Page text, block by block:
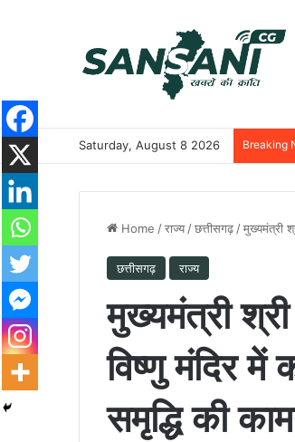
Saturday, August 8 2026 Breaking
Home /राज्य /छत्तीसगढ़ /मुख्यमंत्री
छत्तीसगढ़ राज्य
मुख्यमंत्री
विष्णु मंदिर
समृद्धि की